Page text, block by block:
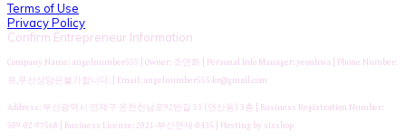
Terms of Use
Privacy Policy
Confirm Entrepreneur Information
Company Name: angelnumber555 | Owner: 조연화 | Personal Info Manager: yeonhwa | Phone Number:
유,무선상담은불가합니다. | Email: angelnumber555.kr@gmail.com
Address: 부산광역시 연제구 온천천남로92번길 53 (연산동) 3층 | Business Registration Number:
509-02-97568 | Business License:2021-부산연제-0435 | Hosting by sixshop